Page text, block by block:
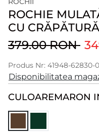
ROCHIE
CU CRĂPĂTURĂ
379.00 RON
Produs Nr: 41948-62830-
Disponibilitatea
CULOAREMARON